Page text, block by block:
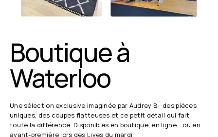
Boutique à
Waterloo
Une sélection exclusive imaginée par Audrey B : des pièces
uniques, des coupes flatteuses et ce petit détail qui fait
toute la différence. Disponibles en boutique, en ligne… ou en
avant-première lors des Lives du mardi.